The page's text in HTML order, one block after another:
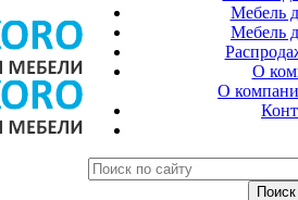
Мебель
Мебель
О
О